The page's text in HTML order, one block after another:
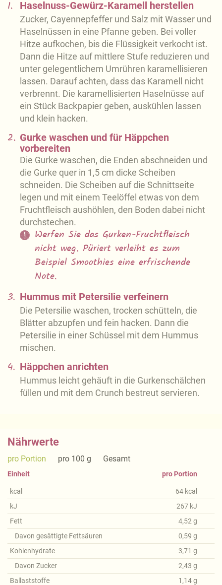
1. Haselnuss-Gewürz-Karamell herstellen
Zucker, Cayennepfeffer und Salz mit Wasser und
Haselnüssen in eine Pfanne geben. Bei voller
Hitze aufkochen, bis die Flüssigkeit verkocht ist.
Dann die Hitze auf mittlere Stufe reduzieren und
unter gelegentlichem Umrühren karamellisieren
lassen. Darauf achten, dass das Karamell nicht
verbrennt. Die karamellisierten Haselnüsse auf
ein Stück Backpapier geben, auskühlen lassen
und klein hacken.
2. Gurke waschen und für Häppchen
vorbereiten
Die Gurke waschen, die Enden abschneiden und
die Gurke quer in 1,5 cm dicke Scheiben
schneiden. Die Scheiben auf die Schnittseite
legen und mit einem Teelöffel etwas von dem
Fruchtfleisch aushöhlen, den Boden dabei nicht
durchstechen.
Werfen Sie das Gurken-Fruchtfleisch
nicht weg. Püriert verleiht es zum
Beispiel Smoothies eine erfrischende
Note.
3. Hummus mit Petersilie verfeinern
Die Petersilie waschen, trocken schütteln, die
Blätter abzupfen und fein hacken. Dann die
Petersilie in einer Schüssel mit dem Hummus
mischen.
4. Häppchen anrichten
Hummus leicht gehäuft in die Gurkenschälchen
füllen und mit dem Crunch bestreut servieren.
Nährwerte
pro Portion pro 100 g Gesamt
Einheit
kcal
kJ
Fett
Davon gesättigte Fettsäuren
Kohlenhydrate
Davon Zucker
Ballaststoffe
pro Portion
64 kcal
267 kJ
4,52 g
0,59 g
3,71 g
2,43 g
1,14g